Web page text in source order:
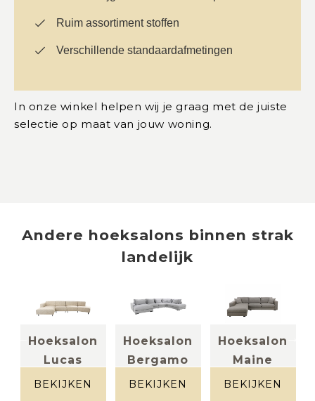
Ruim assortiment stoffen
Verschillende standaardafmetingen
In onze winkel helpen wij je graag met de juiste
selectie op maat van jouw woning.
Andere hoeksalons binnen strak
landelijk
Hoeksalon
Lucas
beige
BEKIJKEN
Hoeksalon
Bergamo
BEKIJKEN
Hoeksalon
Maine
bruingrijs
BEKIJKEN